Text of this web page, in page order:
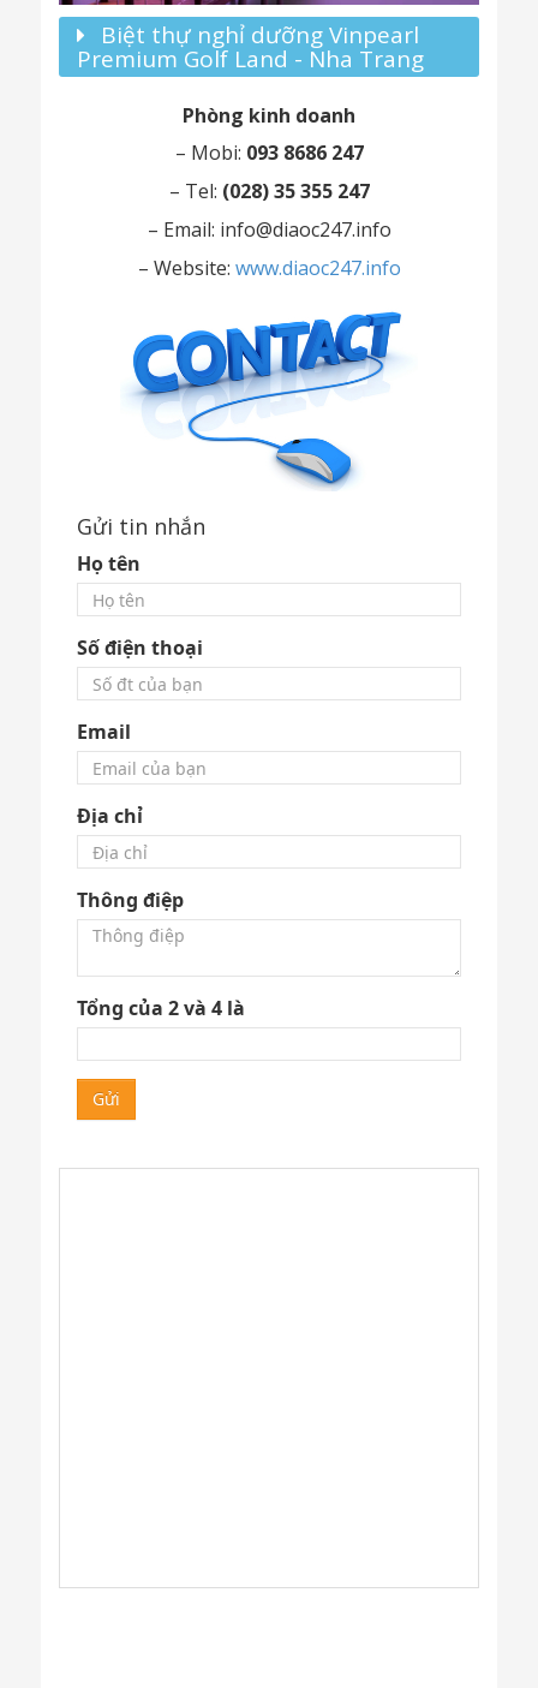
Biệt thự nghỉ dưỡng Vinpearl
Premium Golf Land - Nha Trang
Phòng kinh doanh
– Mobi: 093 8686 247
– Tel: (028) 35 355 247
– Email: info@diaoc247.info
– Website: www.diaoc247.info
Gửi tin nhắn
Họ tên
Số điện thoại
Email
Địa chỉ
Thông điệp
Tổng của 2 và 4 là
Gửi